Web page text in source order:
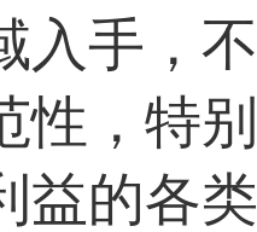
入手，
性，特
益的各